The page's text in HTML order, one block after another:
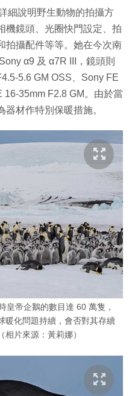
細說明野生動物的拍攝方
機鏡頭、光圈快門設定、拍
拍攝配件等等。她在今次南
α9 及 α7R III，鏡頭則
5.6 GM OSS、Sony FE
16-35mm F2.8 GM。由於當
材作特別保暖措施。
皇帝企鵝的數目達 60 萬隻，
暖化問題持續，會否對其存續
片來源：黃莉娜）